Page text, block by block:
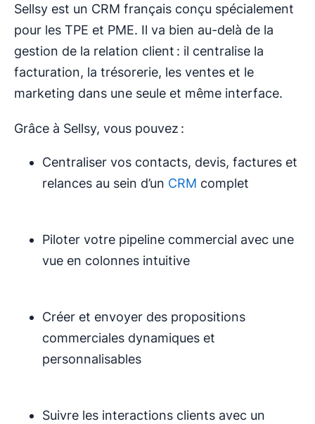
Sellsy est un CRM français conçu spécialement
pour les TPE et PME. Il va bien au-delà de la
gestion de la relation client : il centralise la
facturation, la trésorerie, les ventes et le
marketing dans une seule et même interface.
Grâce à Sellsy, vous pouvez :
Centraliser vos contacts, devis, factures et
relances au sein d’un CRM complet
Piloter votre pipeline commercial avec une
vue en colonnes intuitive
Créer et envoyer des propositions
commerciales dynamiques et
personnalisables
Suivre les interactions clients avec un